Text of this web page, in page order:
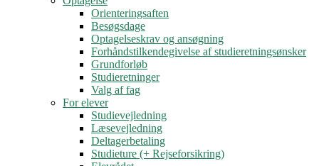
Orienteringsaften
Besøgsdage
Optagelseskrav og ansøgning
Forhåndstilkendegivelse af studieretningsønsker
Grundforløb
Studieretninger
Valg af fag
For elever
Studievejledning
Læsevejledning
Deltagerbetaling
Studieture (+ Rejseforsikring)